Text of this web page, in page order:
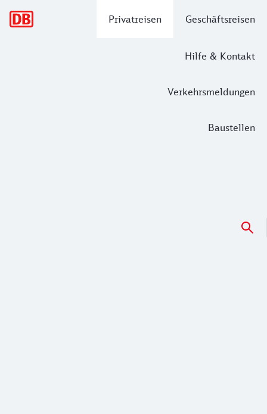
Privatreisen Geschäftsreisen
Hilfe & Kontakt
Verkehrsmeldungen
Baustellen